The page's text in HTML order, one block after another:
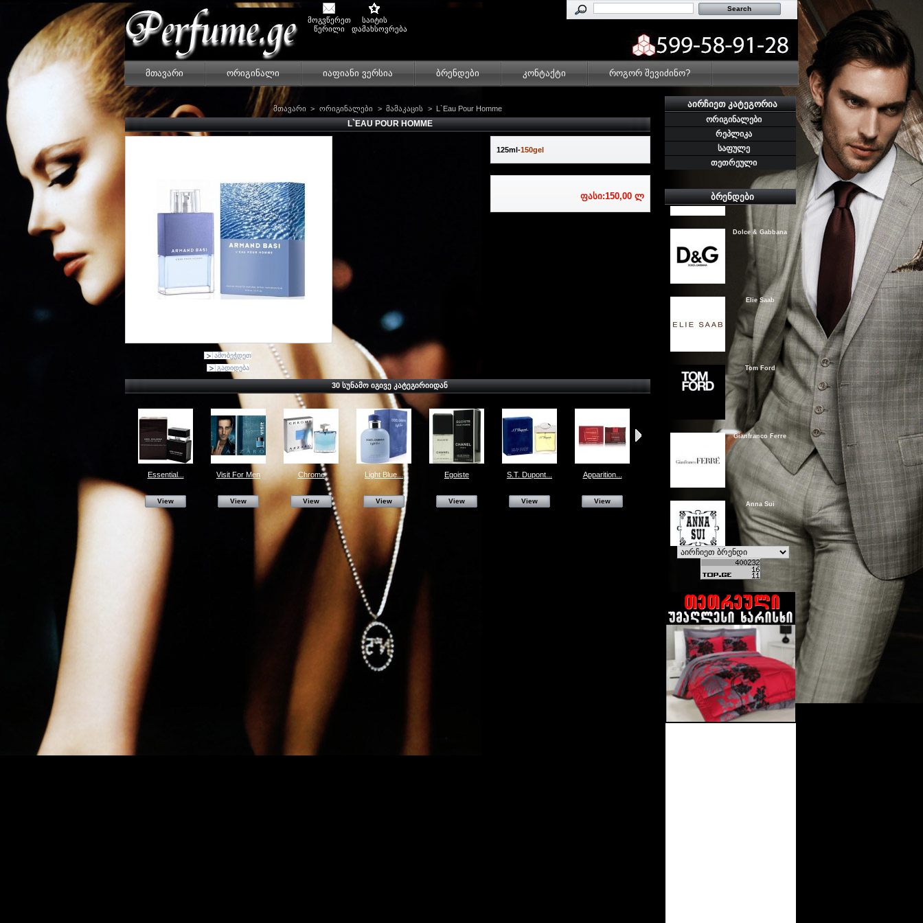
მოგვწერეთ
წერილი
საიტის
დამახსოვრება
მთავარი ორიგინალი იაფიანი ვერსია ბრენდები კონტაქტი როგორ შევიძინო?
მთავარი > ორიგინალები > მამაკაცის > L`Eau Pour Homme
L`EAU POUR HOMME
ამობეჭდეთ
გადიდება
125ml-150gel
ფასი:150,00 ლ
30 ᲡᲣᲜᲐᲛᲝ ᲘᲒᲘᲕᲔ ᲙᲐᲢᲔᲒᲘᲠᲘᲘᲓᲐᲜ
Essential...
View
Visit For Men
View
Chrome
View
Light Blue...
View
Egoiste
View
S.T. Dupont...
View
Apparition...
View View
Legend
View
Rochas Man
View
Allure Homme
View
ᲐᲘᲠᲩᲘᲔᲗ ᲙᲐᲢᲔᲒᲝᲠᲘᲐ
ორიგინალები
რეპლიკა
საფულე
თეთრეული
ᲑᲠᲔᲜᲓᲔᲑᲘ
Rasasi
Tom Ford
Gianfranco Ferre
Anna Sui
Chopard
Ferre